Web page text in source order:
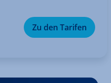
Zu den Tarifen